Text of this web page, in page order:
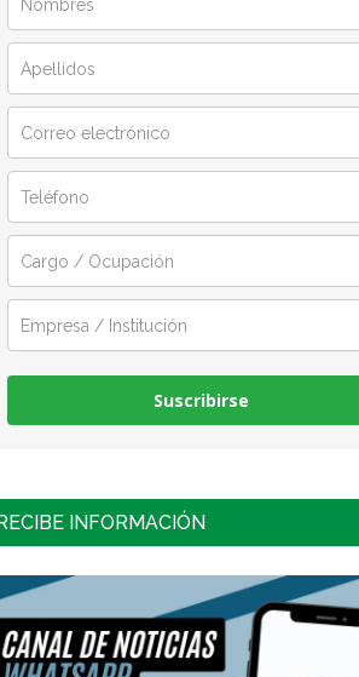
Suscribirse
INFORMACIÓN